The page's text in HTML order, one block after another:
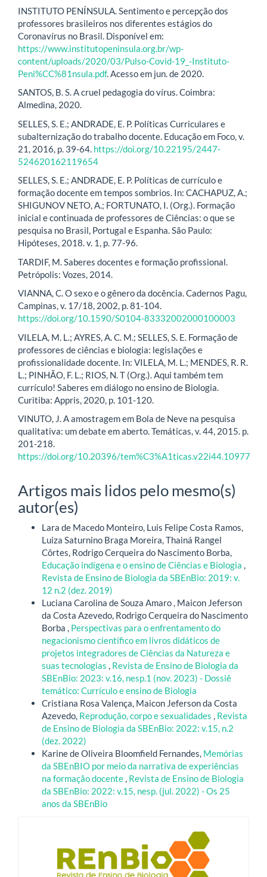
INSTITUTO PENÍNSULA. Sentimento e percepção dos
professores brasileiros nos diferentes estágios do
Coronavírus no Brasil. Disponível em:
https://www.institutopeninsula.org.br/wp-
content/uploads/2020/03/Pulso-Covid-19_-Instituto-
Peni%CC%81nsula.pdf. Acesso em jun. de 2020.
SANTOS, B. S. A cruel pedagogia do vírus. Coimbra:
Almedina, 2020.
SELLES, S. E.; ANDRADE, E. P. Políticas Curriculares e
subalternização do trabalho docente. Educação em Foco, v.
21, 2016, p. 39-64. https://doi.org/10.22195/2447-
524620162119654
SELLES, S. E.; ANDRADE, E. P. Políticas de currículo e
formação docente em tempos sombrios. In: CACHAPUZ, A.;
SHIGUNOV NETO, A.; FORTUNATO, I. (Org.). Formação
inicial e continuada de professores de Ciências: o que se
pesquisa no Brasil, Portugal e Espanha. São Paulo:
Hipóteses, 2018. v. 1, p. 77-96.
TARDIF, M. Saberes docentes e formação profissional.
Petrópolis: Vozes, 2014.
VIANNA, C. O sexo e o gênero da docência. Cadernos Pagu,
Campinas, v. 17/18, 2002, p. 81-104.
https://doi.org/10.1590/S0104-83332002000100003
VILELA, M. L.; AYRES, A. C. M.; SELLES, S. E. Formação de
professores de ciências e biologia: legislações e
profissionalidade docente. In: VILELA, M. L.; MENDES, R. R.
L.; PINHÃO, F. L.; RIOS, N. T (Org.). Aqui também tem
currículo! Saberes em diálogo no ensino de Biologia.
Curitiba: Appris, 2020, p. 101-120.
VINUTO, J. A amostragem em Bola de Neve na pesquisa
qualitativa: um debate em aberto. Temáticas, v. 44, 2015. p.
201-218.
https://doi.org/10.20396/tem%C3%A1ticas.v22i44.10977
Artigos mais lidos pelo mesmo(s)
autor(es)
Lara de Macedo Monteiro, Luis Felipe Costa Ramos,
Luiza Saturnino Braga Moreira, Thainá Rangel
Côrtes, Rodrigo Cerqueira do Nascimento Borba,
Educação indígena e o ensino de Ciências e Biologia ,
Revista de Ensino de Biologia da SBEnBio: 2019: v.
12 n.2 (dez. 2019)
Luciana Carolina de Souza Amaro , Maicon Jeferson
da Costa Azevedo, Rodrigo Cerqueira do Nascimento
Borba , Perspectivas para o enfrentamento do
negacionismo científico em livros didáticos de
projetos integradores de Ciências da Natureza e
suas tecnologias , Revista de Ensino de Biologia da
SBEnBio: 2023: v.16, nesp.1 (nov. 2023) - Dossiê
temático: Currículo e ensino de Biologia
Cristiana Rosa Valença, Maicon Jeferson da Costa
Azevedo, Reprodução, corpo e sexualidades , Revista
de Ensino de Biologia da SBEnBio: 2022: v.15, n.2
(dez. 2022)
Karine de Oliveira Bloomfield Fernandes, Memórias
da SBEnBIO por meio da narrativa de experiências
na formação docente, Revista de Ensino de Biologia
da SBEnBio: 2022: v.15, nesp. (jul. 2022) - Os 25
anos da SBEnBio